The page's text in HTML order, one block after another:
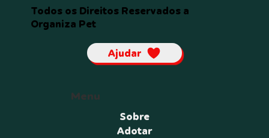
Sobre
Adotar
Menu
Todos os Direitos Reservados a
Organiza Pet
Ajudar